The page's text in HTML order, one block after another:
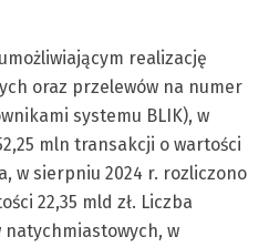
realizację
oraz przelewów na numer
systemu BLIK), w
mln transakcji o wartości
w sierpniu 2024 r. rozliczono
22,35 mld zł. Liczba
w